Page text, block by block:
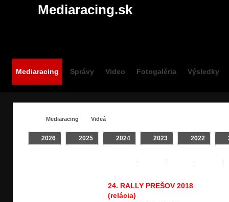
Mediaracing.sk
Mediaracing Správy Video Fotogaléria Výsledky
Mediaracing Videá
2026 2025 2024 2023 2022
24. RALLY PREŠOV 2018
(relácia)